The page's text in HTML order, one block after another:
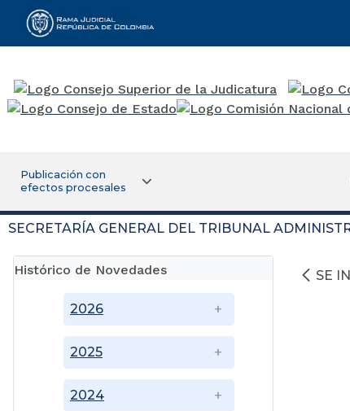
Rama Judicial
Publicación con
efectos procesales
SECRETARÍA GENERAL DEL TRIBUNAL
Histórico de Novedades
2024
2025
2026
SE